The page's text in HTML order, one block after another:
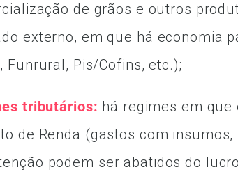
de grãos e outros
externo, em que há economia
Funrural, Pis/Cofins, etc.);
tributários: há regimes em
de Renda (gastos com
podem ser abatidos do